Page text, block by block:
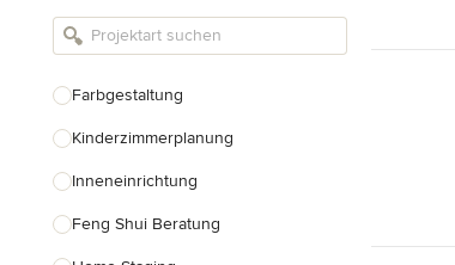
Armaturen & Sanitärbedarf
Einbauschränke
Farbgestaltung
Kinderzimmerplanung
Inneneinrichtung
Feng Shui Beratung